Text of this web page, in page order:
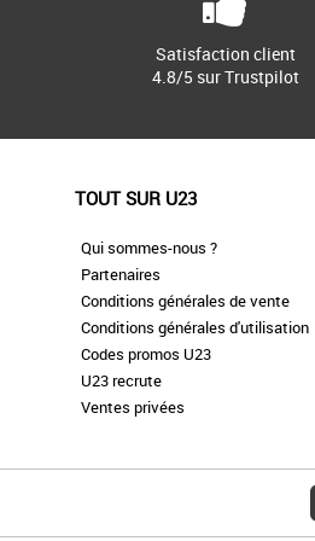
Satisfaction client
4.8/5 sur Trustpilot
TOUT SUR U23
Qui sommes-nous ?
Partenaires
Conditions générales de vente
Conditions générales d'utilisation
Codes promos U23
U23 recrute
Ventes privées